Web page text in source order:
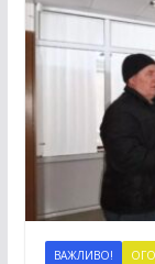
ВАЖЛИВО!